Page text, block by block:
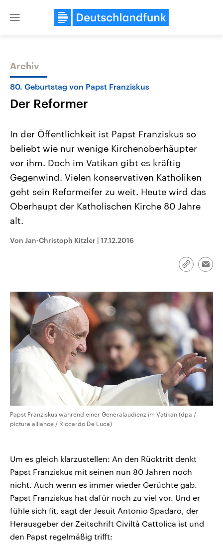
Close
Themen
Landtagswahl Sachsen-Anhalt
2026
Alle Informationen
Sachsen-Anhalt wählt am 6.
September 2026 einen neuen
Landtag. Seit 2021 wird das
Bundesland von einer Koalition aus
Umfragen, Prognosen,
Wahlprogramme, aktuelle Berichte
USA
Aktuelle Beiträge,
Hintergründe
Wirtschaftlich und
gehören die Vereinigten
Archiv
80. Geburtstag von Papst Franziskus
Der Reformer
In der Öffentlichkeit ist Papst Franziskus so
beliebt wie nur wenige Kirchenoberhäupter
vor ihm. Doch im Vatikan gibt es kräftig
Gegenwind. Vielen konservativen Katholiken
geht sein Reformeifer zu weit. Heute wird das
Oberhaupt der Katholischen Kirche 80 Jahre
alt.
Von Jan-Christoph Kitzler | 17.12.2016
Link
Papst Franziskus während einer Generalaudienz im Vatikan (dpa /
picture alliance / Riccardo De Luca)
Um es gleich klarzustellen: An den Rücktritt denkt
Papst Franziskus mit seinen nun 80 Jahren noch
nicht. Auch wenn es immer wieder Gerüchte gab.
Papst Franziskus hat dafür noch zu viel vor. Und er
fühle sich fit, sagt der Jesuit Antonio Spadaro, der
Herausgeber der Zeitschrift Civiltà Cattolica ist und
den Papst regelmäßig trifft: